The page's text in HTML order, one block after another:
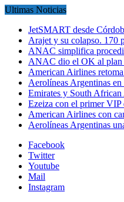
Ultimas Noticias
JetSMART desde
Arajet y su colapso. 170
ANAC simplifica
ANAC dio el OK al plan
American Airlines
Aerolíneas Argentinas
Emirates y South
Ezeiza con el primer
American Airlines con
Aerolíneas Argentinas
Facebook
Twitter
Youtube
Mail
Instagram